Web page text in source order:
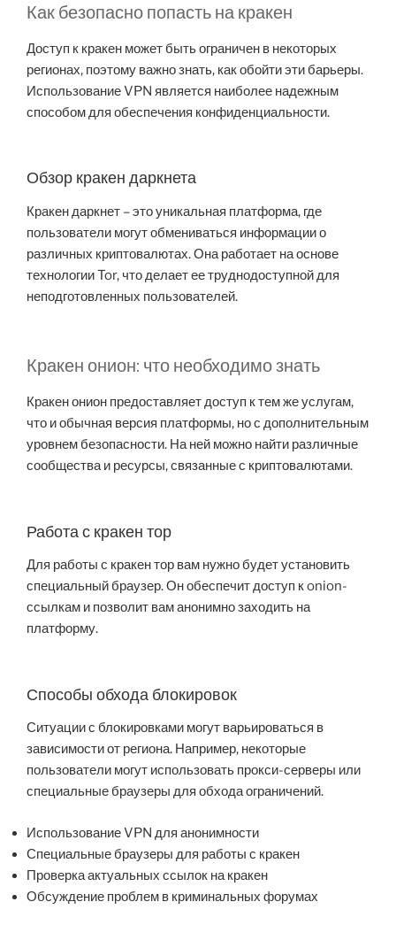
Как безопасно попасть на кракен
Доступ к кракен может быть ограничен в некоторых
регионах, поэтому важно знать, как обойти эти барьеры.
Использование VPN является наиболее надежным
способом для обеспечения конфиденциальности.
Обзор кракен даркнета
Кракен даркнет – это уникальная платформа, где
пользователи могут обмениваться информации о
различных криптовалютах. Она работает на основе
технологии Tor, что делает ее труднодоступной для
неподготовленных пользователей.
Кракен онион: что необходимо знать
Кракен онион предоставляет доступ к тем же услугам,
что и обычная версия платформы, но с дополнительным
уровнем безопасности. На ней можно найти различные
сообщества и ресурсы, связанные с криптовалютами.
Работа с кракен тор
Для работы с кракен тор вам нужно будет установить
специальный браузер. Он обеспечит доступ к onion-
ссылкам и позволит вам анонимно заходить на
платформу.
Способы обхода блокировок
Ситуации с блокировками могут варьироваться в
зависимости от региона. Например, некоторые
пользователи могут использовать прокси-серверы или
специальные браузеры для обхода ограничений.
Использование VPN для анонимности
Специальные браузеры для работы с кракен
Проверка актуальных ссылок на кракен
Обсуждение проблем в криминальных форумах